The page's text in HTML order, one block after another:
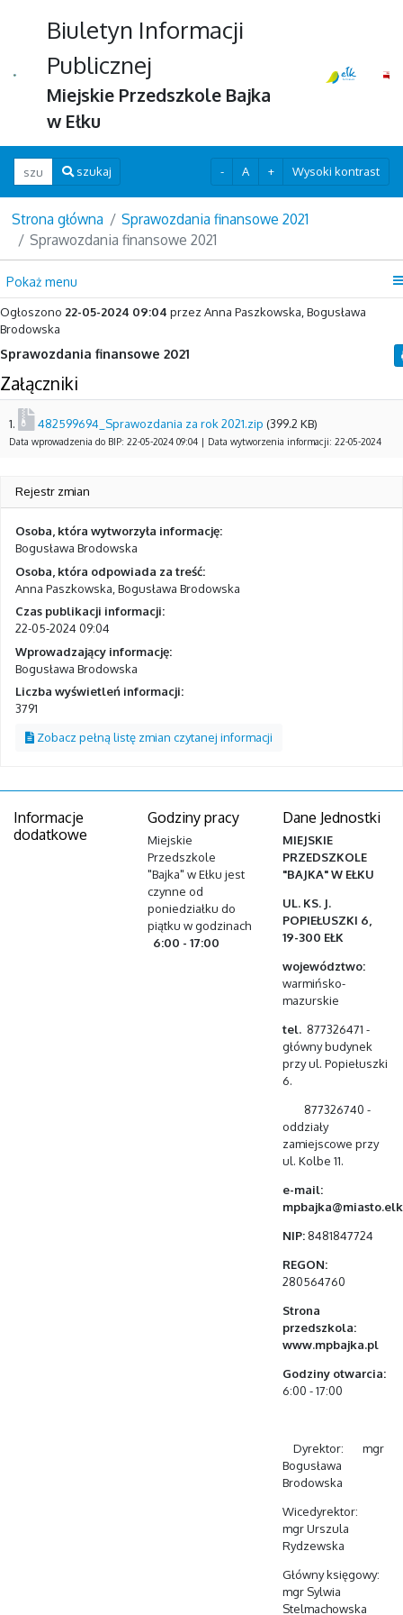
Biuletyn Informacji
Publicznej
Miejskie Przedszkole Bajka
w Ełku
Wpisz szukaną frazę
szukaj - A + Wysoki kontrast
Strona główna
Sprawozdania finansowe 2021
Sprawozdania finansowe 2021
Pokaż menu
Ogłoszono 22-05-2024 09:04 przez Anna Paszkowska, Bogusława
Brodowska
Sprawozdania finansowe 2021
Załączniki
1. 482599694_Sprawozdania za rok 2021.zip (399.2 KB)
Data wprowadzenia do BIP: 22-05-2024 09:04 | Data wytworzenia informacji: 22-05-2024
Rejestr zmian
Osoba, która wytworzyła informację:
Bogusława Brodowska
Osoba, która odpowiada za treść:
Anna Paszkowska, Bogusława Brodowska
Czas publikacji informacji:
22-05-2024 09:04
Wprowadzający informację:
Bogusława Brodowska
Liczba wyświetleń informacji:
3791
Zobacz pełną listę zmian czytanej informacji
Informacje
dodatkowe
Godziny pracy
Miejskie
Przedszkole
"Bajka" w Ełku jest
czynne od
poniedziałku do
piątku w godzinach
6:00 - 17:00
Dane Jednostki
MIEJSKIE
PRZEDSZKOLE
"BAJKA" W EŁKU
UL. KS. J.
POPIEŁUSZKI 6,
19-300 EŁK
województwo:
warmińsko-
mazurskie
tel.877326471 -
główny budynek
przy ul. Popiełuszki
6.
877326740 -
oddziały
zamiejscowe przy
ul. Kolbe 11.
e-mail:
NIP:8481847724
REGON:
280564760
Strona
przedszkola:
www.mpbajka.pl
Godziny otwarcia:
6:00 - 17:00
Dyrektor: mgr
Bogusława
Brodowska
Wicedyrektor:
mgr Urszula
Rydzewska
Główny księgowy:
mgr Sylwia
Stelmachowska